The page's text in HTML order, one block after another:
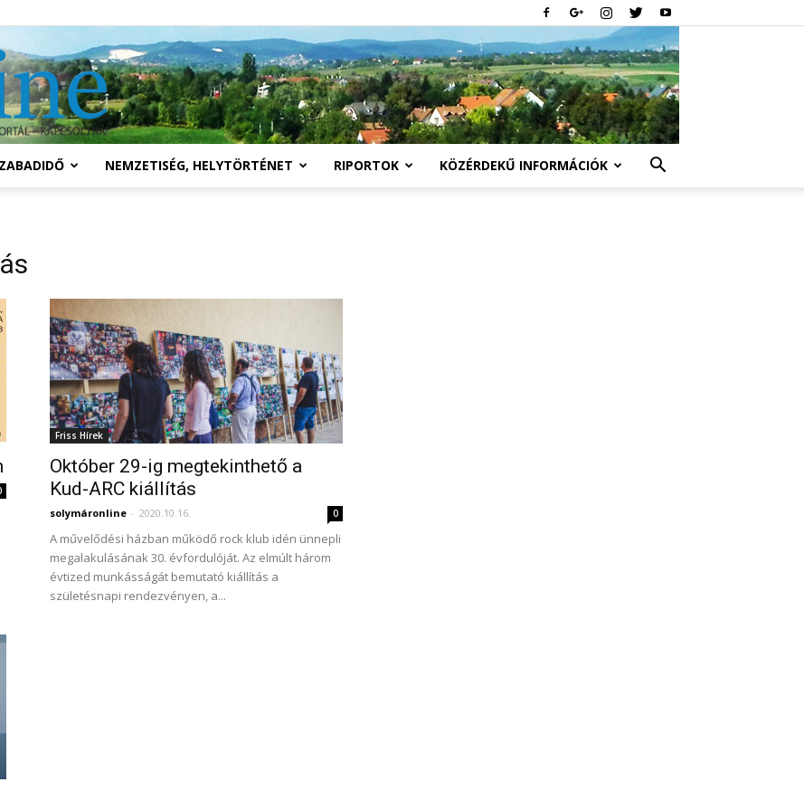
Solymár
NEMZETISÉG, HELYTÖRTÉNET RIPORTOK KÖZÉRDEKŰ INFORMÁCIÓK
Friss Hírek
Október 29-ig megtekinthető a
Kud-ARC kiállítás
solymáronline - 2020.10.16. 0
A művelődési házban működő rock klub idén ünnepli
megalakulásának 30. évfordulóját. Az elmúlt három
évtized munkásságát bemutató kiállítás a
születésnapi rendezvényen, a...